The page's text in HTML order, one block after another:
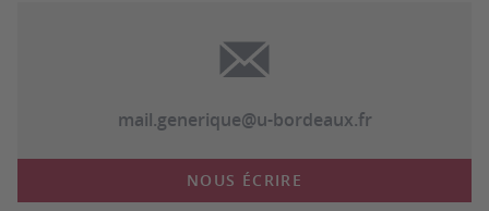
mail.generique@u-bordeaux.fr
NOUS ÉCRIRE